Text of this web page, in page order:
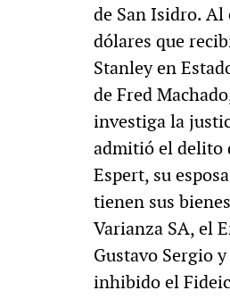
de San Isidro.
dólares que
Stanley en
de Fred
investiga la
admitió el delito
Espert, su
tienen sus
Varianza SA, el
Gustavo Sergio
inhibido el